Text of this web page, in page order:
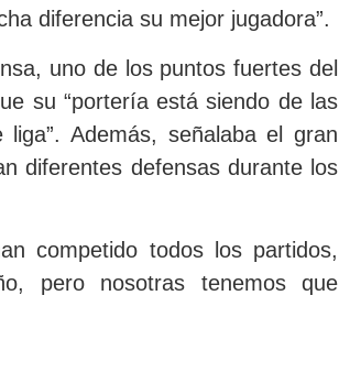
diferencia su mejor jugadora”.
uno de los puntos fuertes del
su “portería está siendo de las
Además, señalaba el gran
diferentes defensas durante los
competido todos los partidos,
pero nosotras tenemos que